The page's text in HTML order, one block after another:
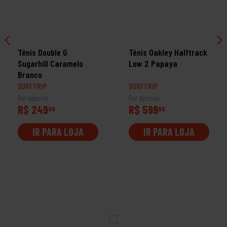
Tênis Double G
Sugarhill Caramelo
Branco
SURFTRIP
Por apenas
R$ 24999
IR PARA LOJA
Tênis Oakley Halftrack
Low 2 Papaya
SURFTRIP
Por apenas
R$ 59999
IR PARA LOJA